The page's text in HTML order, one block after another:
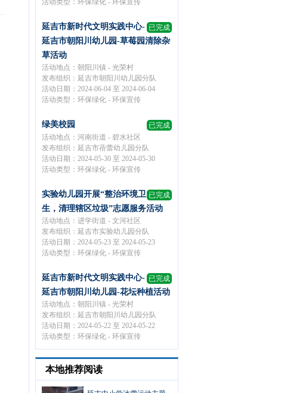
活动类型：环保绿化 - 环保宣传
已完成
延吉市新时代文明实践中心-
延吉市朝阳川幼儿园-草莓园清除杂
草活动
活动地点：朝阳川镇 - 光荣村
发布组织：延吉市朝阳川幼儿园分队
活动日期：2024-06-04 至 2024-06-04
活动类型：环保绿化 - 环保宣传
已完成
绿美校园
活动地点：河南街道 - 碧水社区
发布组织：延吉市蓓蕾幼儿园分队
活动日期：2024-05-30 至 2024-05-30
活动类型：环保绿化 - 环保宣传
已完成
实验幼儿园开展“整治环境卫
生，清理辖区垃圾”志愿服务活动
活动地点：进学街道 - 文河社区
发布组织：延吉市实验幼儿园分队
活动日期：2024-05-23 至 2024-05-23
活动类型：环保绿化 - 环保宣传
已完成
延吉市新时代文明实践中心-
延吉市朝阳川幼儿园-花坛种植活动
活动地点：朝阳川镇 - 光荣村
发布组织：延吉市朝阳川幼儿园分队
活动日期：2024-05-22 至 2024-05-22
活动类型：环保绿化 - 环保宣传
本地推荐阅读